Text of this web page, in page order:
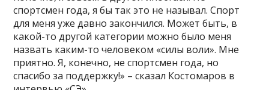
спортсмен года, я бы так это не называл. Спорт
для меня уже давно закончился. Может быть, в
какой-то другой категории можно было меня
назвать каким-то человеком «силы воли». Мне
приятно. Я, конечно, не спортсмен года, но
спасибо за поддержку!» – сказал Костомаров в